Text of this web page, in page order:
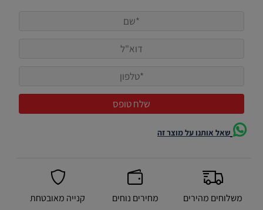
שאל אותנו על מוצר זה
משלוחים מהירים מחירים נוחים קנייה מאובטחת